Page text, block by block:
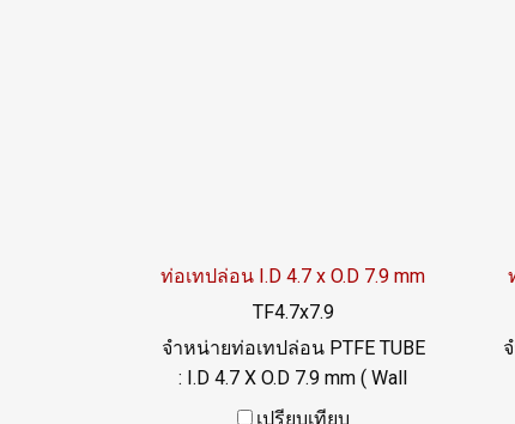
ท่อเทปล่อน I.D 4.7 x O.D 7.9 mm
TF4.7x7.9
จำหน่ายท่อเทปล่อน PTFE TUBE
: I.D 4.7 X O.D 7.9 mm ( Wall
Thickness 1 mm) ความแข็ง
เปรียบเทียบ